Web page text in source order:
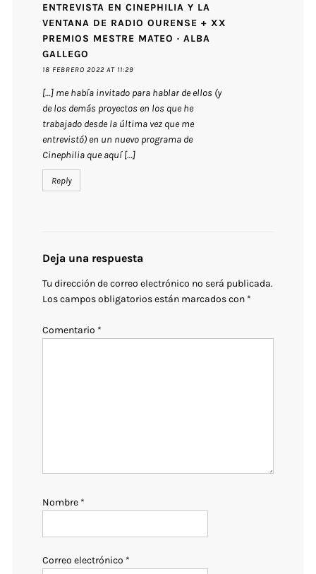
ENTREVISTA EN CINEPHILIA Y LA
VENTANA DE RADIO OURENSE + XX
PREMIOS MESTRE MATEO · ALBA
GALLEGO
18 FEBRERO 2022 AT 11:29
[…] me había invitado para hablar de ellos (y
de los demás proyectos en los que he
trabajado desde la última vez que me
entrevistó) en un nuevo programa de
Cinephilia que aquí […]
Reply
Deja una respuesta
Tu dirección de correo electrónico no será publicada.
Los campos obligatorios están marcados con *
Comentario *
Nombre *
Correo electrónico *